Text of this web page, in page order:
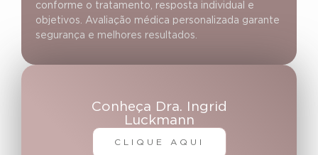
conforme o tratamento, resposta individual e
objetivos. Avaliação médica personalizada garante
segurança e melhores resultados.
Conheça Dra. Ingrid
Luckmann
CLIQUE AQUI